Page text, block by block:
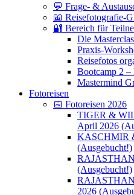
💬 Frage- &
📖 Reisefotografie-
🔐 Bereich für
Die
Praxis-
Reisefotos
Bootcamp 2
Mastermind
Fotoreisen
📅 Fotoreisen 2026
TIGER &
April 2026
KASCHMIR
(Ausgebucht!)
RAJASTHAN
(Ausgebucht!)
RAJASTHAN
2026